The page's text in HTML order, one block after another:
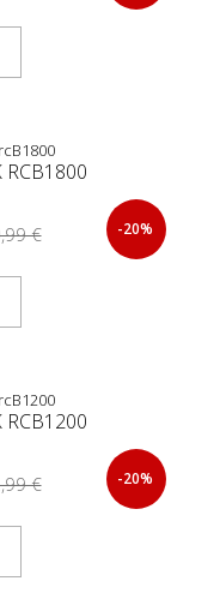
RCB1800
€ -20%
RCB1200
€ -20%